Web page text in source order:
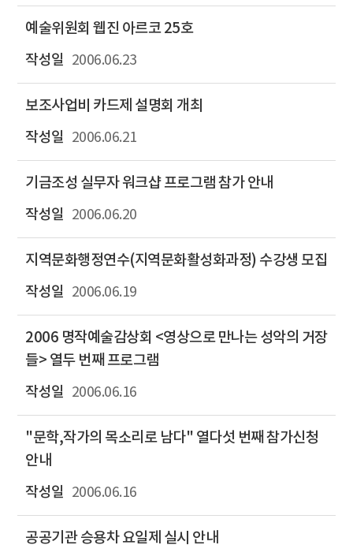
예술위원회 웹진 아르코 25호
2006.06.23
보조사업비 카드제 설명회 개최
2006.06.21
기금조성 실무자 워크샵 프로그램 참가 안내
2006.06.20
지역문화행정연수(지역문화활성화과정) 수강생 모집
2006.06.19
2006 명작예술감상회 <영상으로 만나는 성악의 거장
들> 열두 번째 프로그램
2006.06.16
"문학,작가의 목소리로 남다" 열다섯 번째 참가신청
안내
2006.06.16
공공기관 승용차 요일제 실시 안내